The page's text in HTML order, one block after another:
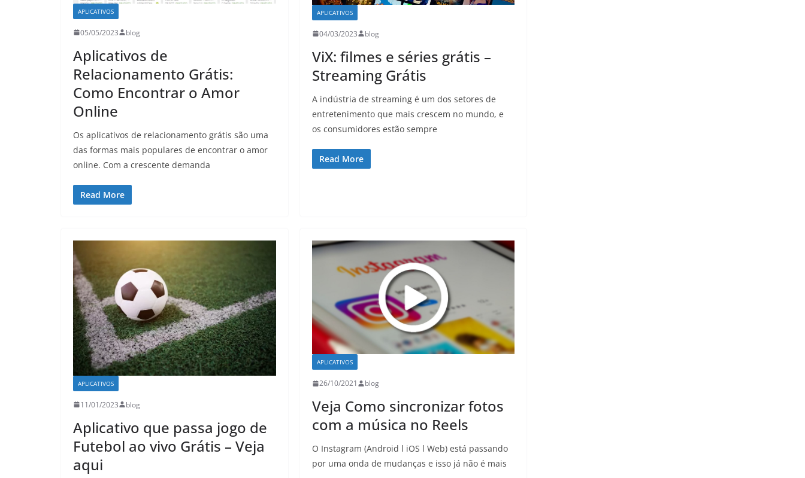
APLICATIVOS
05/05/2023 blog
Aplicativos de
Relacionamento Grátis:
Como Encontrar o Amor
Online
Os aplicativos de relacionamento grátis são uma
das formas mais populares de encontrar o amor
online. Com a crescente demanda
Read More
APLICATIVOS
04/03/2023 blog
ViX: filmes e séries grátis –
Streaming Grátis
A indústria de streaming é um dos setores de
entretenimento que mais crescem no mundo, e
os consumidores estão sempre
Read More
APLICATIVOS
11/01/2023 blog
Aplicativo que passa jogo de
Futebol ao vivo Grátis – Veja
aqui
APLICATIVOS
26/10/2021 blog
Veja Como sincronizar fotos
com a música no Reels
O Instagram (Android l iOS l Web) está passando
por uma onda de mudanças e isso já não é mais